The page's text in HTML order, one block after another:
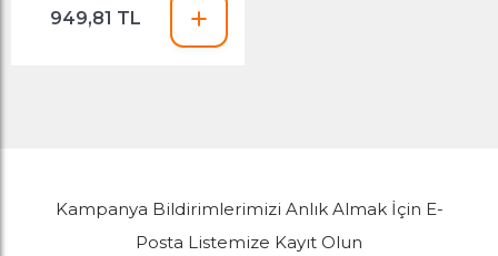
949,81 TL
Kampanya Bildirimlerimizi Anlık Almak İçin E-
Posta Listemize Kayıt Olun